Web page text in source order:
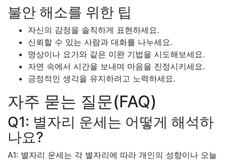
불안 해소를 위한 팁
자신의 감정을 솔직하게 표현하세요.
신뢰할 수 있는 사람과 대화를 나누세요.
명상이나 요가와 같은 이완 기법을 시도해보세요.
자연 속에서 시간을 보내며 마음을 진정시키세요.
긍정적인 생각을 유지하려고 노력하세요.
자주 묻는 질문(FAQ)
Q1: 별자리 운세는 어떻게 해석하
나요?
A1: 별자리 운세는 각 별자리에 따라 개인의 성향이나 오늘